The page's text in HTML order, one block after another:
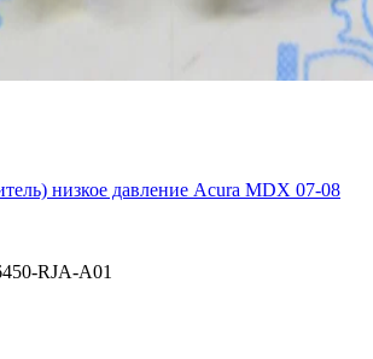
низкое давление Acura MDX 07-08
RJA-A01